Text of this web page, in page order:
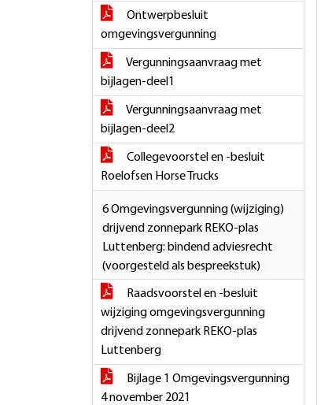
Ontwerpbesluit
omgevingsvergunning
Vergunningsaanvraag met
bijlagen-deel1
Vergunningsaanvraag met
bijlagen-deel2
Collegevoorstel en -besluit
Roelofsen Horse Trucks
6 Omgevingsvergunning (wijziging)
drijvend zonnepark REKO-plas
Luttenberg: bindend adviesrecht
(voorgesteld als bespreekstuk)
Raadsvoorstel en -besluit
wijziging omgevingsvergunning
drijvend zonnepark REKO-plas
Luttenberg
Bijlage 1 Omgevingsvergunning
4 november 2021